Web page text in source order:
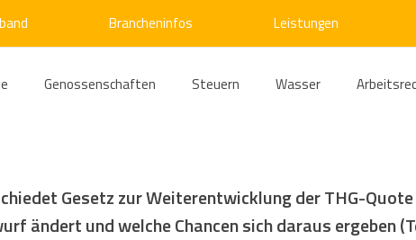
Brancheninfos Leistungen
Genossenschaften Steuern Wasser
Kraftwerke Kälte Verkehr Entsorgung/Abfall
Gesetz zur Weiterentwicklung der THG-
ändert und welche Chancen sich daraus ergeben